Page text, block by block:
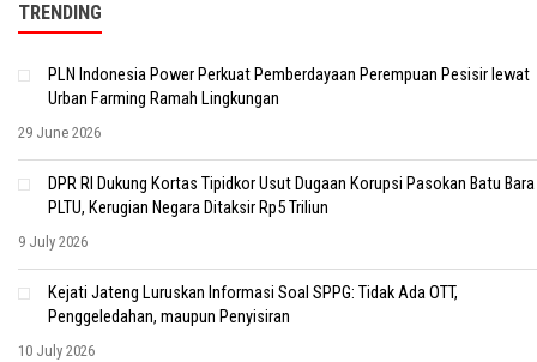
TRENDING
PLN Indonesia Power Perkuat Pemberdayaan Perempuan Pesisir lewat
Urban Farming Ramah Lingkungan
29 June 2026
DPR RI Dukung Kortas Tipidkor Usut Dugaan Korupsi Pasokan Batu Bara
PLTU, Kerugian Negara Ditaksir Rp5 Triliun
9 July 2026
Kejati Jateng Luruskan Informasi Soal SPPG: Tidak Ada OTT,
Penggeledahan, maupun Penyisiran
10 July 2026